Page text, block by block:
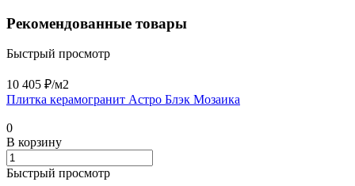
Рекомендованные товары
Быстрый просмотр
10 405 ₽/м2
Плитка керамогранит Астро Блэк Мозаика
0
В корзину
Быстрый просмотр